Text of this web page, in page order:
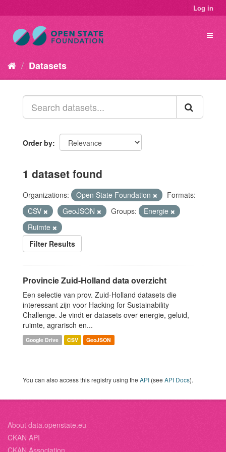
Log in
Datasets
Order by
1 dataset found
Organizations: Open State Foundation
Formats:
CSV
GeoJSON Groups:
Energie
Ruimte
Filter Results
Provincie Zuid-Holland data overzicht
Een selectie van prov. Zuid-Holland datasets die
interessant zijn voor Hacking for Sustainability
Challenge. Je vindt er datasets over energie, geluid,
ruimte, agrarisch en...
Google Drive CSV GeoJSON
You can also access this registry using the API (see API Docs).
About data.openstate.eu
CKAN API
CKAN Association